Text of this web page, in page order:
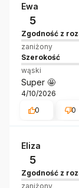
Ewa
5
Zgodność z
zaniżony
Szerokość
wąski
Super 🤩
4/10/2026
0
0
Eliza
5
Zgodność z
zaniżony